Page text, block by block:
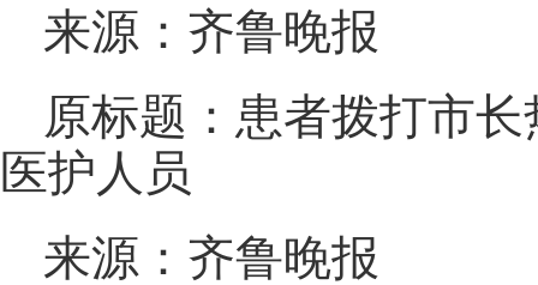
来源：齐鲁晚报
原标题：患者拨打市
医护人员
来源：齐鲁晚报